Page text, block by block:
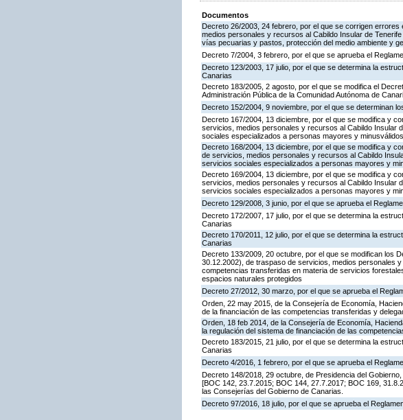
Documentos
Decreto 26/2003, 24 febrero, por el que se corrigen
medios personales y recursos al Cabildo Insular de
vías pecuarias y pastos, protección del medio ambiente y
Decreto 7/2004, 3 febrero, por el que se aprueba el
Decreto 123/2003, 17 julio, por el que se determina la
Canarias
Decreto 183/2005, 2 agosto, por el que se modifica el
Administración Pública de la Comunidad Autónoma de
Decreto 152/2004, 9 noviembre, por el que se determinan
Decreto 167/2004, 13 diciembre, por el que se modifica y
servicios, medios personales y recursos al Cabildo Insular
sociales especializados a personas mayores y minusválidos
Decreto 168/2004, 13 diciembre, por el que se modifica y
de servicios, medios personales y recursos al Cabildo
servicios sociales especializados a personas mayores y
Decreto 169/2004, 13 diciembre, por el que se modifica y
servicios, medios personales y recursos al Cabildo Insular
servicios sociales especializados a personas mayores y
Decreto 129/2008, 3 junio, por el que se aprueba el
Decreto 172/2007, 17 julio, por el que se determina la
Canarias
Decreto 170/2011, 12 julio, por el que se determina la
Canarias
Decreto 133/2009, 20 octubre, por el que se modifican los
30.12.2002), de traspaso de servicios, medios personales
competencias transferidas en materia de servicios
espacios naturales protegidos
Decreto 27/2012, 30 marzo, por el que se aprueba el
Orden, 22 may 2015, de la Consejería de Economía,
de la financiación de las competencias transferidas y
Orden, 18 feb 2014, de la Consejería de Economía,
la regulación del sistema de financiación de las
Decreto 183/2015, 21 julio, por el que se determina la
Canarias
Decreto 4/2016, 1 febrero, por el que se aprueba el
Decreto 148/2018, 29 octubre, de Presidencia del
[BOC 142, 23.7.2015; BOC 144, 27.7.2017; BOC 169,
las Consejerías del Gobierno de Canarias.
Decreto 97/2016, 18 julio, por el que se aprueba el